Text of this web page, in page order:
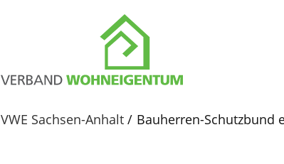
VWE Sachsen-Anhalt Bauherren-Schutzbund